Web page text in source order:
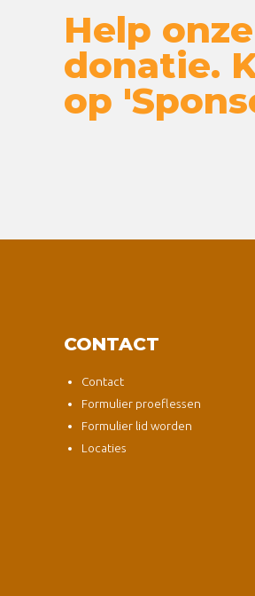
Help
donatie.
op
CONTACT
Contact
Formulier proeflessen
Formulier lid worden
Locaties